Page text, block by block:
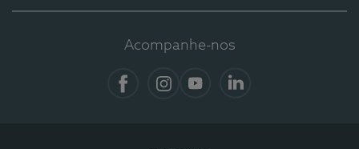
Acompanhe-nos